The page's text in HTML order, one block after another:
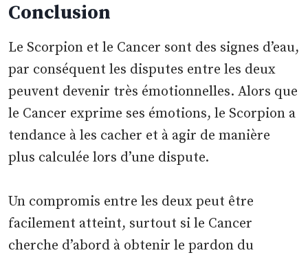
Conclusion
Le Scorpion et le Cancer sont des signes d’eau,
par conséquent les disputes entre les deux
peuvent devenir très émotionnelles. Alors que
le Cancer exprime ses émotions, le Scorpion a
tendance à les cacher et à agir de manière
plus calculée lors d’une dispute.
Un compromis entre les deux peut être
facilement atteint, surtout si le Cancer
cherche d’abord à obtenir le pardon du